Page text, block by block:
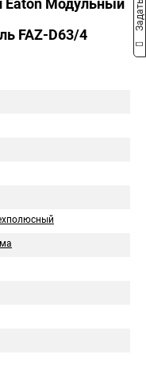
Eaton Модульный
FAZ-D63/4